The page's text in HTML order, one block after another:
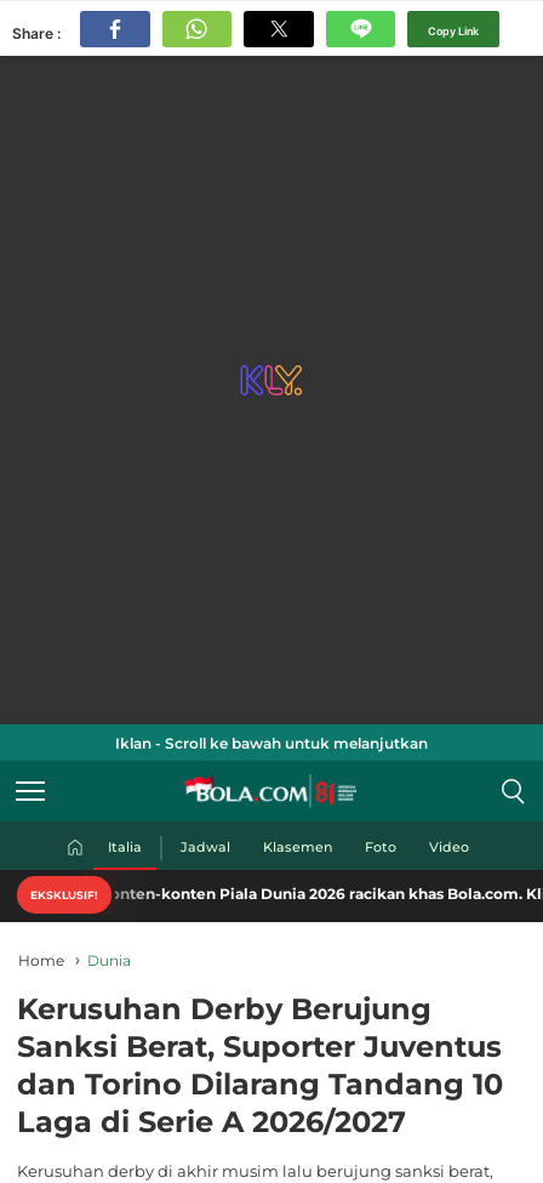
Share : Copy Link
Iklan - Scroll ke bawah untuk melanjutkan
Italia Jadwal Klasemen Foto Video
EKSKLUSIF!
konten Piala Dunia 2026 racikan khas Bola.com. Klik di sini!
Home Dunia
Kerusuhan Derby Berujung
Sanksi Berat, Suporter Juventus
dan Torino Dilarang Tandang 10
Laga di Serie A 2026/2027
Kerusuhan derby di akhir musim lalu berujung sanksi berat,